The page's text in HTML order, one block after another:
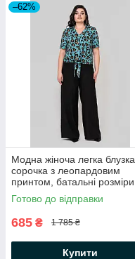
–62%
Модна жіноча легка блузка
сорочка з леопардовим
принтом, батальні розміри
Готово до відправки
685 ₴ 1 785 ₴
Купити